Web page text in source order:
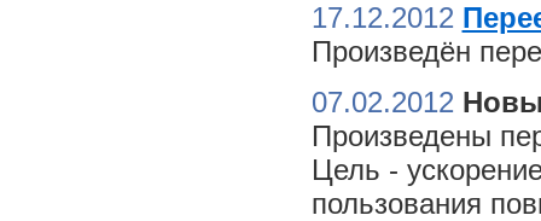
17.12.2012
Произведён
07.02.2012
Произведены
Цель -
пользования